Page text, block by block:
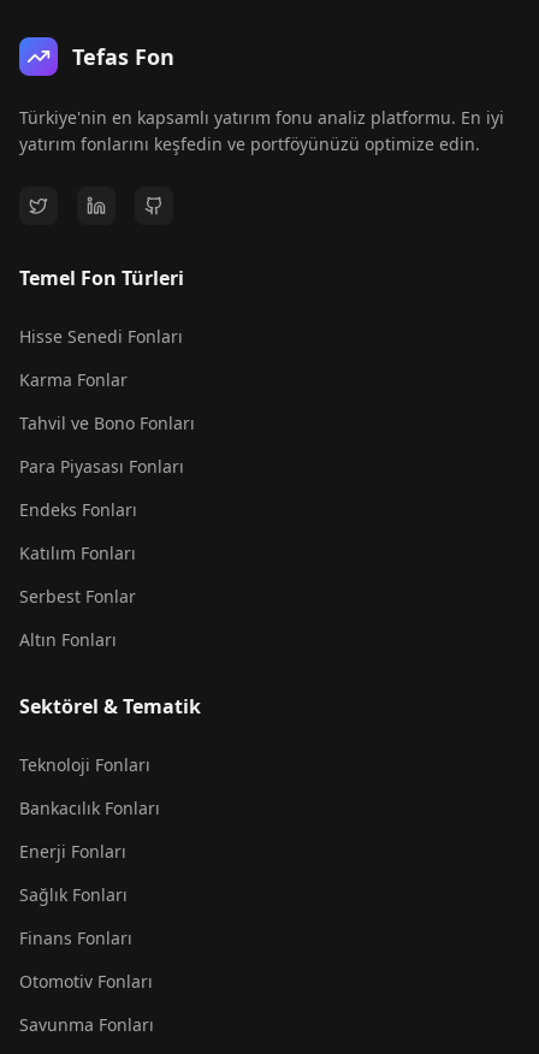
Tefas Fon
Türkiye'nin en kapsamlı yatırım fonu analiz platformu. En iyi
yatırım fonlarını keşfedin ve portföyünüzü optimize edin.
Temel Fon Türleri
Hisse Senedi Fonları
Karma Fonlar
Tahvil ve Bono Fonları
Para Piyasası Fonları
Endeks Fonları
Katılım Fonları
Serbest Fonlar
Altın Fonları
Sektörel & Tematik
Teknoloji Fonları
Bankacılık Fonları
Enerji Fonları
Sağlık Fonları
Finans Fonları
Otomotiv Fonları
Savunma Fonları